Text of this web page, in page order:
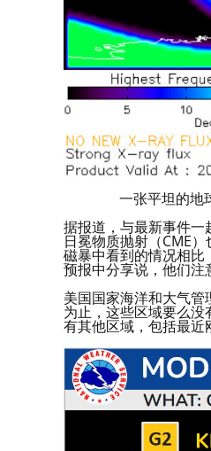
一张平坦的地
据报道，与最新事件一
日冕物质抛射（CME
磁暴中看到的情况相比
预报中分享说，他们注
美国国家海洋和大气
为止，这些区域要么
有其他区域，包括最近